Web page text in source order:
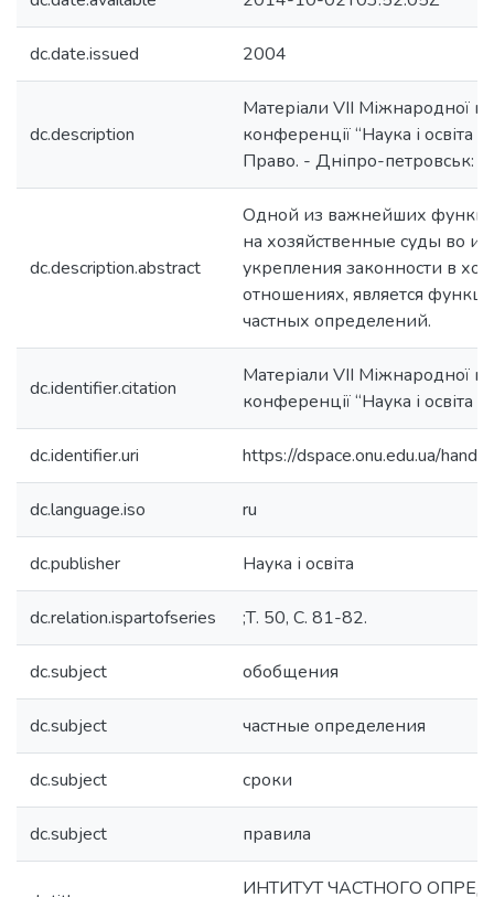
dc.date.issued 2004
dc.description
Матеріали VII Міжнародної
конференції “Наука і освіта
Право. - Дніпро-петровськ:
dc.description.abstract
Одной из важнейших
на хозяйственные суды во
укрепления законности в
отношениях, является
частных определений.
dc.identifier.citation
Матеріали VII Міжнародної
конференції “Наука і освіта
dc.identifier.uri https://dspace.onu.edu.ua/
dc.language.iso ru
dc.publisher Наука і освіта
dc.relation.ispartofseries ;Т. 50, С. 81-82.
dc.subject обобщения
dc.subject частные определения
dc.subject сроки
dc.subject правила
ИНТИТУТ ЧАСТНОГО